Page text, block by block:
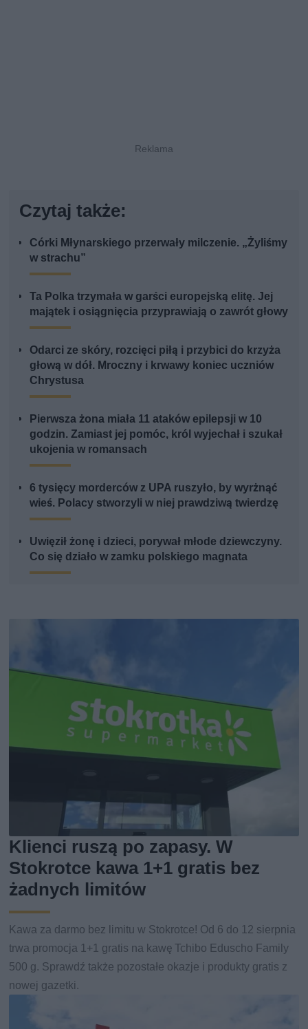
Czytaj także:
Córki Młynarskiego przerwały milczenie. „Żyliśmy
w strachu”
Ta Polka trzymała w garści europejską elitę. Jej
majątek i osiągnięcia przyprawiają o zawrót głowy
Odarci ze skóry, rozcięci piłą i przybici do krzyża
głową w dół. Mroczny i krwawy koniec uczniów
Chrystusa
Pierwsza żona miała 11 ataków epilepsji w 10
godzin. Zamiast jej pomóc, król wyjechał i szukał
ukojenia w romansach
6 tysięcy morderców z UPA ruszyło, by wyrżnąć
wieś. Polacy stworzyli w niej prawdziwą twierdzę
Uwięził żonę i dzieci, porywał młode dziewczyny.
Co się działo w zamku polskiego magnata
Klienci ruszą po zapasy. W
Stokrotce kawa 1+1 gratis bez
żadnych limitów
Kawa za darmo bez limitu w Stokrotce! Od 6 do 12 sierpnia
trwa promocja 1+1 gratis na kawę Tchibo Eduscho Family
500 g. Sprawdź także pozostałe okazje i produkty gratis z
nowej gazetki.